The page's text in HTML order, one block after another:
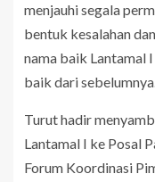
menjauhi segala
bentuk kesalahan
nama baik Lantamal
baik dari
Turut hadir
Lantamal I ke Posal
Forum Koordinasi